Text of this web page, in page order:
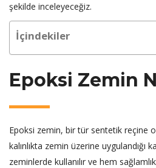
şekilde inceleyeceğiz.
İçindekiler
Epoksi Zemin
Epoksi zemin, bir tür sentetik reçine
kalınlıkta zemin üzerine uygulandığı
zeminlerde kullanılır ve hem